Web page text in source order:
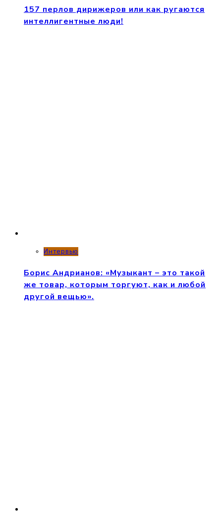
157 перлов дирижеров или как ругаются
интеллигентные люди!
Интервью
Борис Андрианов: «Музыкант – это такой
же товар, которым торгуют, как и любой
другой вещью».